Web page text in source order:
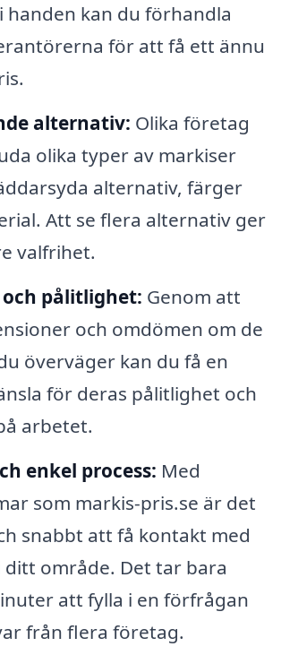
handen kan du förhandla
för att få ett ännu
alternativ: Olika företag
olika typer av markiser
alternativ, färger
Att se flera alternativ ger
valfrihet.
pålitlighet: Genom att
och omdömen om de
överväger kan du få en
för deras pålitlighet och
arbetet.
enkel process: Med
som markis-pris.se är det
snabbt att få kontakt med
område. Det tar bara
att fylla i en förfrågan
från flera företag.